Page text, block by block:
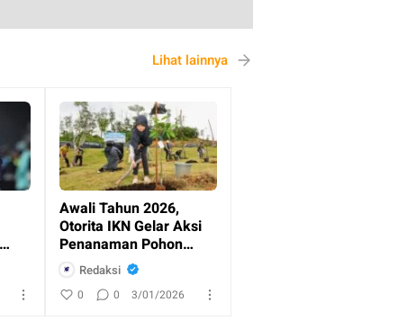
Lihat lainnya
Awali Tahun 2026,
Otorita IKN Gelar Aksi
Penanaman Pohon
Bersama Masyaraka
Redaksi
0 0 3/01/2026